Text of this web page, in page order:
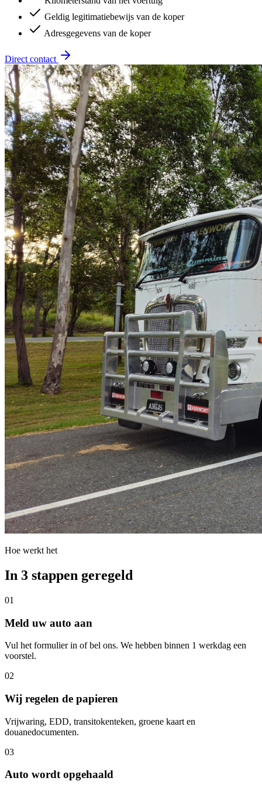
Geldig legitimatiebewijs van de koper
Adresgegevens van de koper
Direct contact
Hoe werkt het
In 3 stappen geregeld
01
Meld uw auto aan
Vul het formulier in of bel ons. We hebben binnen 1 werkdag een
voorstel.
02
Wij regelen de papieren
Vrijwaring, EDD, transitokenteken, groene kaart en
douanedocumenten.
03
Auto wordt opgehaald